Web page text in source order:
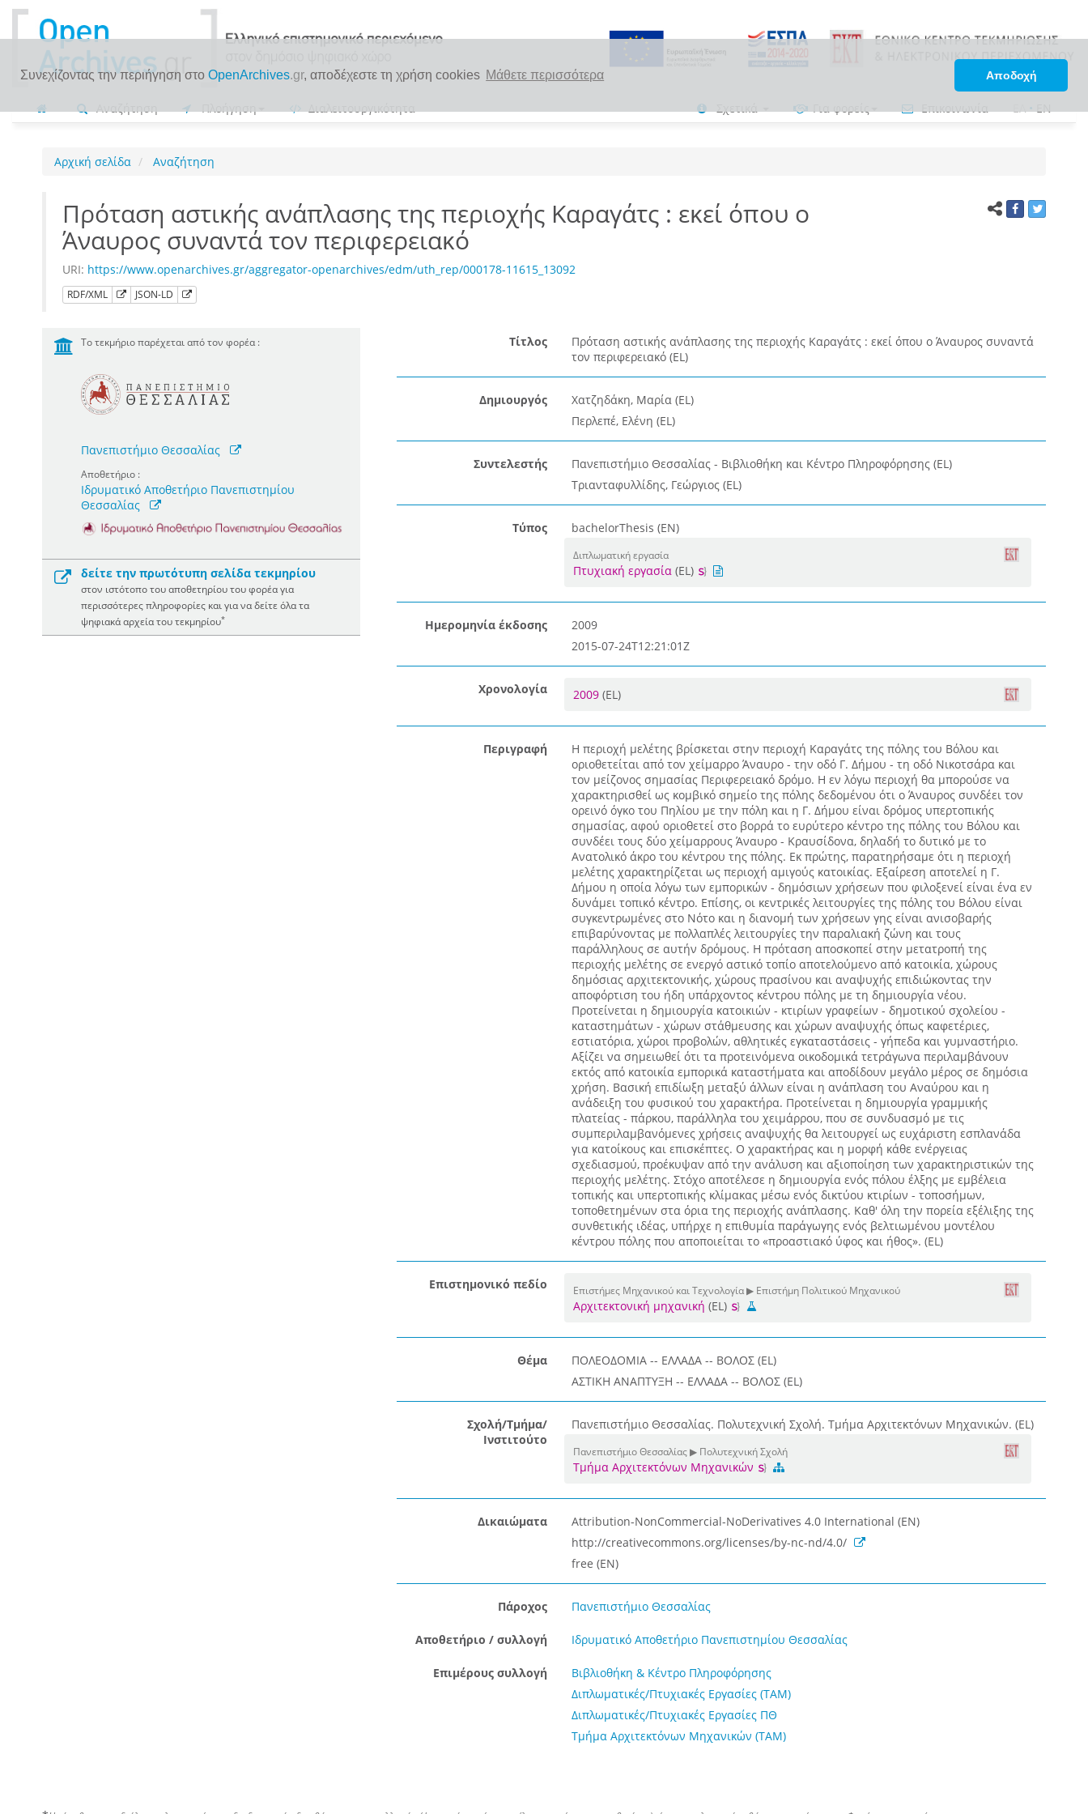
Συνεχίζοντας την περιήγηση στο OpenArchives.gr, αποδέχεστε τη χρήση cookies Μάθετε περισσότερα Αποδοχή
Αναζήτηση Πλοήγηση Διαλειτουργικότητα Σχετικά Για φορείς Επικοινωνία ΕΛ•EN
Αρχική σελίδα Αναζήτηση
Πρόταση αστικής ανάπλασης της περιοχής Καραγάτς : εκεί όπου ο
Άναυρος συναντά τον περιφερειακό
URI: https://www.openarchives.gr/aggregator-openarchives/edm/uth_rep/000178-11615_13092
RDF/XML JSON-LD
Το τεκμήριο παρέχεται από τον φορέα :
Πανεπιστήμιο Θεσσαλίας
Αποθετήριο :
Ιδρυματικό Αποθετήριο Πανεπιστημίου
Θεσσαλίας
δείτε την πρωτότυπη σελίδα τεκμηρίου
στον ιστότοπο του αποθετηρίου του φορέα για
περισσότερες πληροφορίες και για να δείτε όλα τα
ψηφιακά αρχεία του τεκμηρίου*
Τίτλος
Πρόταση αστικής ανάπλασης της περιοχής Καραγάτς : εκεί όπου ο Άναυρος συναντά
τον περιφερειακό (EL)
Δημιουργός
Χατζηδάκη, Μαρία (EL)
Περλεπέ, Ελένη (EL)
Συντελεστής
Πανεπιστήμιο Θεσσαλίας - Βιβλιοθήκη και Κέντρο Πληροφόρησης (EL)
Τριανταφυλλίδης, Γεώργιος (EL)
Τύπος bachelorThesis (EN)
Διπλωματική εργασία
Πτυχιακή εργασία(EL)
Ημερομηνία έκδοσης
2009
2015-07-24T12:21:01Z
Χρονολογία 2009 (EL)
Περιγραφή
Η περιοχή μελέτης βρίσκεται στην περιοχή Καραγάτς της πόλης του Βόλου και
οριοθετείται από τον χείμαρρο Άναυρο - την οδό Γ. Δήμου - τη οδό Νικοτσάρα και
τον μείζονος σημασίας Περιφερειακό δρόμο. Η εν λόγω περιοχή θα μπορούσε να
χαρακτηρισθεί ως κομβικό σημείο της πόλης δεδομένου ότι ο Άναυρος συνδέει τον
ορεινό όγκο του Πηλίου με την πόλη και η Γ. Δήμου είναι δρόμος υπερτοπικής
σημασίας, αφού οριοθετεί στο βορρά το ευρύτερο κέντρο της πόλης του Βόλου και
συνδέει τους δύο χείμαρρους Άναυρο - Κραυσίδονα, δηλαδή το δυτικό με το
Ανατολικό άκρο του κέντρου της πόλης. Εκ πρώτης, παρατηρήσαμε ότι η περιοχή
μελέτης χαρακτηρίζεται ως περιοχή αμιγούς κατοικίας. Εξαίρεση αποτελεί η Γ.
Δήμου η οποία λόγω των εμπορικών - δημόσιων χρήσεων που φιλοξενεί είναι ένα εν
δυνάμει τοπικό κέντρο. Επίσης, οι κεντρικές λειτουργίες της πόλης του Βόλου είναι
συγκεντρωμένες στο Νότο και η διανομή των χρήσεων γης είναι ανισοβαρής
επιβαρύνοντας με πολλαπλές λειτουργίες την παραλιακή ζώνη και τους
παράλληλους σε αυτήν δρόμους. Η πρόταση αποσκοπεί στην μετατροπή της
περιοχής μελέτης σε ενεργό αστικό τοπίο αποτελούμενο από κατοικία, χώρους
δημόσιας αρχιτεκτονικής, χώρους πρασίνου και αναψυχής επιδιώκοντας την
αποφόρτιση του ήδη υπάρχοντος κέντρου πόλης με τη δημιουργία νέου.
Προτείνεται η δημιουργία κατοικιών - κτιρίων γραφείων - δημοτικού σχολείου -
καταστημάτων - χώρων στάθμευσης και χώρων αναψυχής όπως καφετέριες,
εστιατόρια, χώροι προβολών, αθλητικές εγκαταστάσεις - γήπεδα και γυμναστήριο.
Αξίζει να σημειωθεί ότι τα προτεινόμενα οικοδομικά τετράγωνα περιλαμβάνουν
εκτός από κατοικία εμπορικά καταστήματα και αποδίδουν μεγάλο μέρος σε δημόσια
χρήση. Βασική επιδίωξη μεταξύ άλλων είναι η ανάπλαση του Αναύρου και η
ανάδειξη του φυσικού του χαρακτήρα. Προτείνεται η δημιουργία γραμμικής
πλατείας - πάρκου, παράλληλα του χειμάρρου, που σε συνδυασμό με τις
συμπεριλαμβανόμενες χρήσεις αναψυχής θα λειτουργεί ως ευχάριστη εσπλανάδα
για κατοίκους και επισκέπτες. Ο χαρακτήρας και η μορφή κάθε ενέργειας
σχεδιασμού, προέκυψαν από την ανάλυση και αξιοποίηση των χαρακτηριστικών της
περιοχής μελέτης. Στόχο αποτέλεσε η δημιουργία ενός πόλου έλξης με εμβέλεια
τοπικής και υπερτοπικής κλίμακας μέσω ενός δικτύου κτιρίων - τοποσήμων,
τοποθετημένων στα όρια της περιοχής ανάπλασης. Καθ' όλη την πορεία εξέλιξης της
συνθετικής ιδέας, υπήρχε η επιθυμία παράγωγης ενός βελτιωμένου μοντέλου
κέντρου πόλης που αποποιείται το «προαστιακό ύφος και ήθος». (EL)
Επιστημονικό πεδίο Επιστήμες Μηχανικού και Τεχνολογία ▶ Επιστήμη Πολιτικού Μηχανικού
Αρχιτεκτονική μηχανική (EL)
Θέμα
ΠΟΛΕΟΔΟΜΙΑ -- ΕΛΛΑΔΑ -- ΒΟΛΟΣ (EL)
ΑΣΤΙΚΗ ΑΝΑΠΤΥΞΗ -- ΕΛΛΑΔΑ -- ΒΟΛΟΣ (EL)
Σχολή/Τμήμα/
Ινστιτούτο
Πανεπιστήμιο Θεσσαλίας. Πολυτεχνική Σχολή. Τμήμα Αρχιτεκτόνων Μηχανικών. (EL)
Πανεπιστήμιο Θεσσαλίας ▶ Πολυτεχνική Σχολή
Τμήμα Αρχιτεκτόνων Μηχανικών
Δικαιώματα
Attribution-NonCommercial-NoDerivatives 4.0 International (EN)
http://creativecommons.org/licenses/by-nc-nd/4.0/
free (EN)
Πάροχος Πανεπιστήμιο Θεσσαλίας
Αποθετήριο / συλλογή Ιδρυματικό Αποθετήριο Πανεπιστημίου Θεσσαλίας
Επιμέρους συλλογή
Βιβλιοθήκη & Κέντρο Πληροφόρησης
Διπλωματικές/Πτυχιακές Εργασίες (ΤΑΜ)
Διπλωματικές/Πτυχιακές Εργασίες ΠΘ
Τμήμα Αρχιτεκτόνων Μηχανικών (ΤΑΜ)